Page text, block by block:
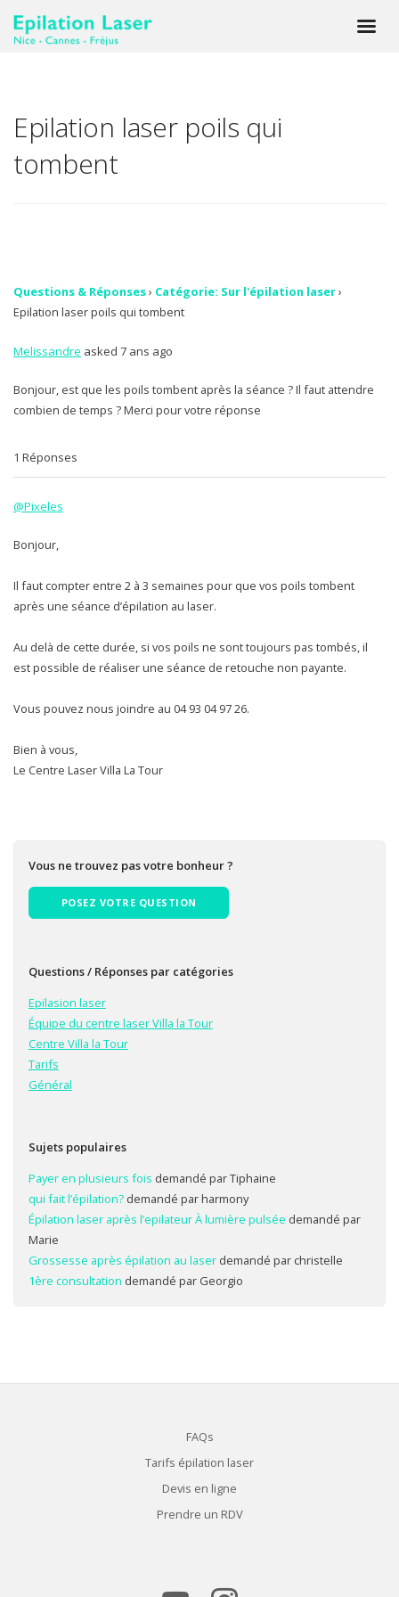
Epilation laser poils qui
tombent
Questions & Réponses› Catégorie: Sur l'épilation laser›
Epilation laser poils qui tombent
Melissandre asked 7 ans ago
Bonjour, est que les poils tombent après la séance ? Il faut attendre
combien de temps ? Merci pour votre réponse
1 Réponses
@Pixeles
Bonjour,
Il faut compter entre 2 à 3 semaines pour que vos poils tombent
après une séance d’épilation au laser.
Au delà de cette durée, si vos poils ne sont toujours pas tombés, il
est possible de réaliser une séance de retouche non payante.
Vous pouvez nous joindre au 04 93 04 97 26.
Bien à vous,
Le Centre Laser Villa La Tour
Vous ne trouvez pas votre bonheur ?
POSEZ VOTRE QUESTION
Questions / Réponses par catégories
Epilasion laser
Équipe du centre laser Villa la Tour
Centre Villa la Tour
Tarifs
Général
Sujets populaires
Payer en plusieurs fois demandé par Tiphaine
qui fait l’épilation?demandé par harmony
Épilation laser après l’epilateur À lumière pulsée demandé par
Marie
Grossesse après épilation au laserdemandé par christelle
1ère consultation demandé par Georgio
FAQs
Tarifs épilation laser
Devis en ligne
Prendre un RDV